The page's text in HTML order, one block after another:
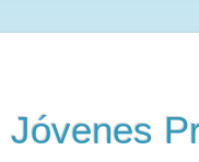
Jóvenes